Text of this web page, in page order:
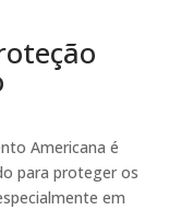
Americana é
para proteger os
em